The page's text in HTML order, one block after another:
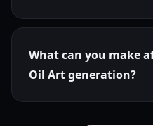
What can you make
Oil Art generation?